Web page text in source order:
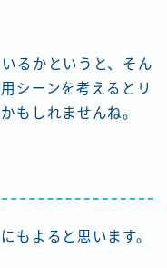
るかというと、そん
シーンを考えるとリ
もしれませんね。
もよると思います。